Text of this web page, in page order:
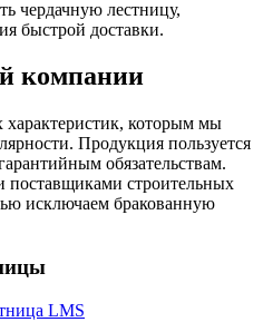
чердачную лестницу,
быстрой доставки.
компании
характеристик, которым мы
Продукция пользуется
обязательствам.
строительных
исключаем бракованную
LMS